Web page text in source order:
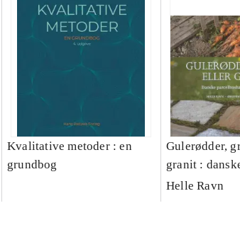
Kvalitative metoder : en
grundbog
Gulerødder,
granit :
Helle Ravn